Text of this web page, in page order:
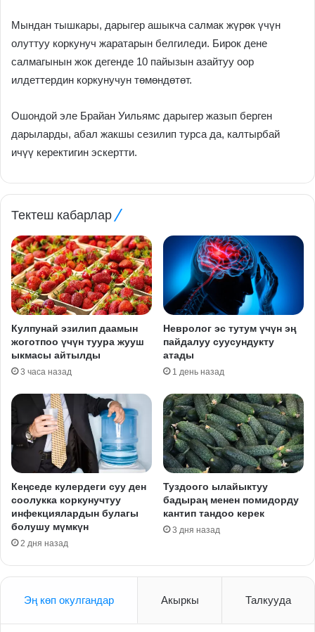
Мындан тышкары, дарыгер ашыкча салмак жүрөк үчүн
олуттуу коркунуч жаратарын белгиледи. Бирок дене
салмагынын жок дегенде 10 пайызын азайтуу оор
илдеттердин коркунучун төмөндөтөт.
Ошондой эле Брайан Уильямс дарыгер жазып берген
дарыларды, абал жакшы сезилип турса да, калтырбай
ичүү керектигин эскертти.
Тектеш кабарлар
Кулпунай эзилип даамын
жоготпоо үчүн туура жууш
ыкмасы айтылды
3 часа назад
Невролог эс тутум үчүн эң
пайдалуу суусундукту
атады
1 день назад
Кеңседе кулердеги суу ден
соолукка коркунучтуу
инфекциялардын булагы
болушу мүмкүн
2 дня назад
Туздоого ылайыктуу
бадыраң менен помидорду
кантип тандоо керек
3 дня назад
Эң көп окулгандар Акыркы Талкууда